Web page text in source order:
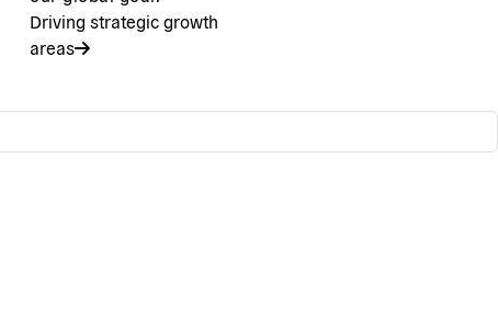
Driving strategic growth
areas